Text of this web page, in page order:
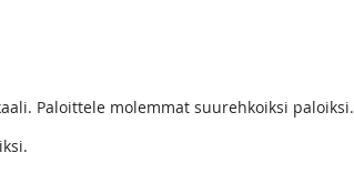
Paloittele molemmat suurehkoiksi paloiksi.